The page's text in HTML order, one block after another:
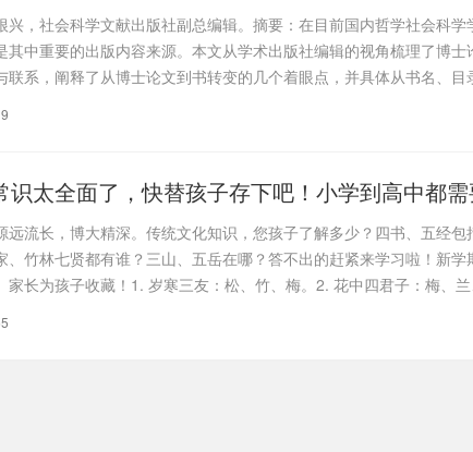
兴，社会科学文献出版社副总编辑。摘要：在目前国内哲学社会科学
其中重要的出版内容来源。本文从学术出版社编辑的视角梳理了博士
联系，阐释了从博士论文到书转变的几个着眼点，并具体从书名、目
识太全面了，快替孩子存下吧！小学到高中都需
远流长，博大精深。传统文化知识，您孩子了解多少？四书、五经包
、竹林七贤都有谁？三山、五岳在哪？答不出的赶紧来学习啦！新学
家长为孩子收藏！1. 岁寒三友：松、竹、梅。2. 花中四君子：梅、兰